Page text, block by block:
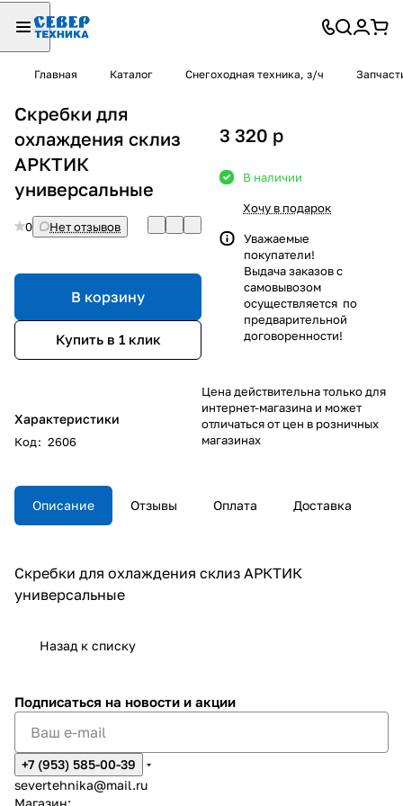
Главная Каталог Снегоходная техника, з/ч
Скребки для
охлаждения склиз
АРКТИК
универсальные
0 Нет отзывов
В корзину
Купить в 1 клик
Характеристики
Код: 2606
3 320 p
В наличии
Хочу в подарок
Уважаемые
покупатели!
Выдача заказов с
самовывозом
осуществляется по
предварительной
договоренности!
Цена действительна только для
интернет-магазина и может
отличаться от цен в розничных
магазинах
Описание Отзывы Оплата Доставка
Скребки для охлаждения склиз АРКТИК
универсальные
Назад к списку
Подписаться на новости и акции
+7 (953) 585-00-39
severtehnika@mail.ru
Магазин: